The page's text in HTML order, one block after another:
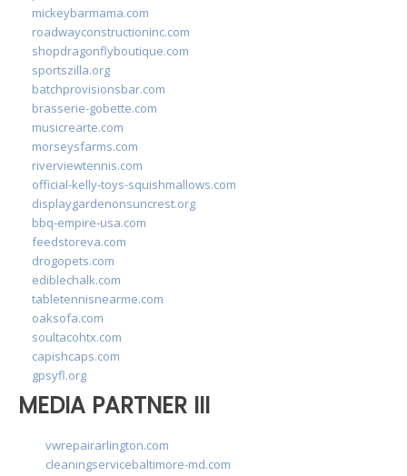
mickeybarmama.com
roadwayconstructioninc.com
shopdragonflyboutique.com
sportszilla.org
batchprovisionsbar.com
brasserie-gobette.com
musicrearte.com
morseysfarms.com
riverviewtennis.com
official-kelly-toys-squishmallows.com
displaygardenonsuncrest.org
bbq-empire-usa.com
feedstoreva.com
drogopets.com
ediblechalk.com
tabletennisnearme.com
oaksofa.com
soultacohtx.com
capishcaps.com
gpsyfl.org
MEDIA PARTNER III
vwrepairarlington.com
cleaningservicebaltimore-md.com